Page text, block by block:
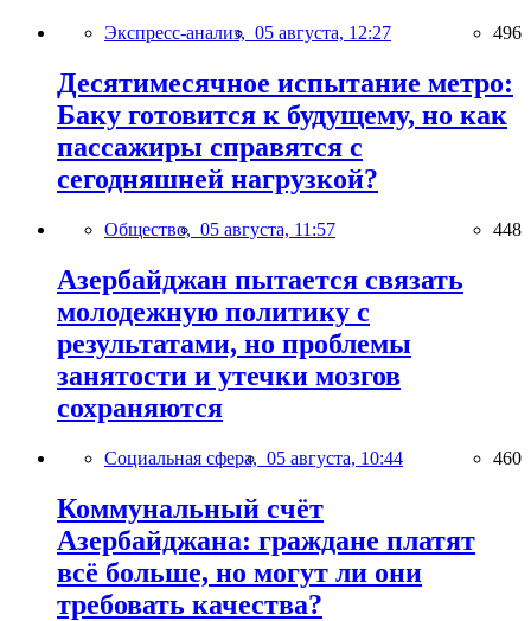
Экспресс-анализ, 05 августа, 12:27 496
Десятимесячное испытание метро:
Баку готовится к будущему, но как
пассажиры справятся с
сегодняшней нагрузкой?
Общество, 05 августа, 11:57 448
Азербайджан пытается связать
молодежную политику с
результатами, но проблемы
занятости и утечки мозгов
сохраняются
Социальная сфера, 05 августа, 10:44 460
Коммунальный счёт
Азербайджана: граждане платят
всё больше, но могут ли они
требовать качества?